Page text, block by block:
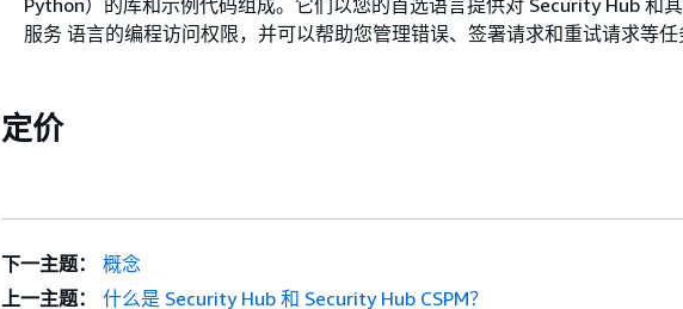
Python）的库和示例代码组成。它们以您的首选语言提供对 Security Hub 和
服务 语言的编程访问权限，并可以帮助您管理错误、签署请求和重试请求等任
定价
下一主题：
概念
上一主题：
什么是 Security Hub 和 Security Hub CSPM？